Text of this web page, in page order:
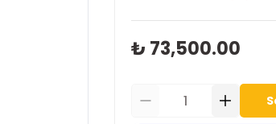
₺ 73,500.00